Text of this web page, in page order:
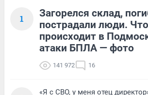
1
Загорелся склад,
пострадали люди. Что
происходит в
атаки БПЛА — фото
141 972 16
«Я с СВО, у меня отец